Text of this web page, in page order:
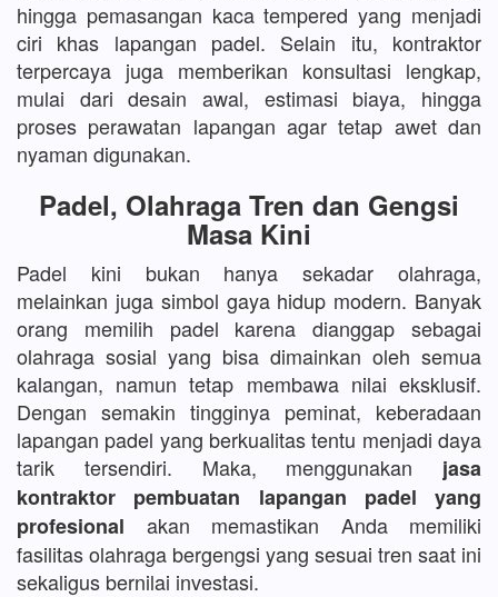
hingga pemasangan kaca tempered yang menjadi
ciri khas lapangan padel. Selain itu, kontraktor
terpercaya juga memberikan konsultasi lengkap,
mulai dari desain awal, estimasi biaya, hingga
proses perawatan lapangan agar tetap awet dan
nyaman digunakan.
Padel, Olahraga Tren dan Gengsi
Masa Kini
Padel kini bukan hanya sekadar olahraga,
melainkan juga simbol gaya hidup modern. Banyak
orang memilih padel karena dianggap sebagai
olahraga sosial yang bisa dimainkan oleh semua
kalangan, namun tetap membawa nilai eksklusif.
Dengan semakin tingginya peminat, keberadaan
lapangan padel yang berkualitas tentu menjadi daya
tarik tersendiri. Maka, menggunakan jasa
kontraktor pembuatan lapangan padel yang
profesional akan memastikan Anda memiliki
fasilitas olahraga bergengsi yang sesuai tren saat ini
sekaligus bernilai investasi.